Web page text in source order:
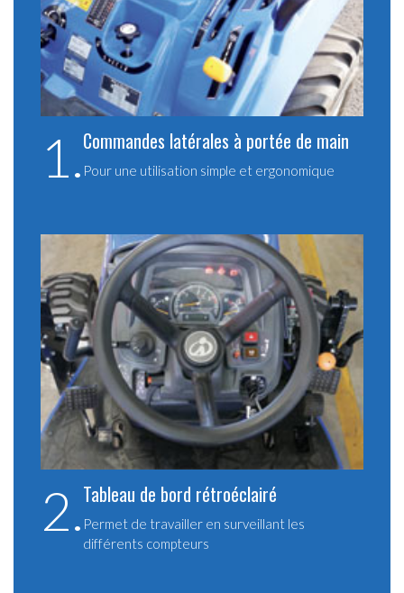
1.Commandes latérales à portée de main
Pour une utilisation simple et ergonomique
2.Tableau de bord rétroéclairé
Permet de travailler en surveillant les
différents compteurs